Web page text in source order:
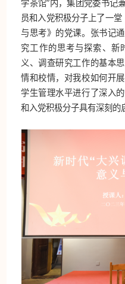
学茶馆”内，集团党委书记
员和入党积极分子上了一堂
与思考》的党课。张书记
究工作的思考与探索、新
义、调查研究工作的基本
情和校情，对我校如何开
学生管理水平进行了深入
和入党积极分子具有深刻的